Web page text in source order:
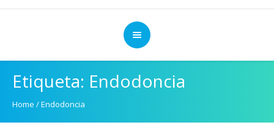
Etiqueta: Endodoncia
Home /Endodoncia